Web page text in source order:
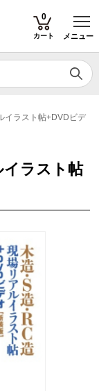
0
カート メニュー
イラスト帖+DVDビデ
イラスト帖